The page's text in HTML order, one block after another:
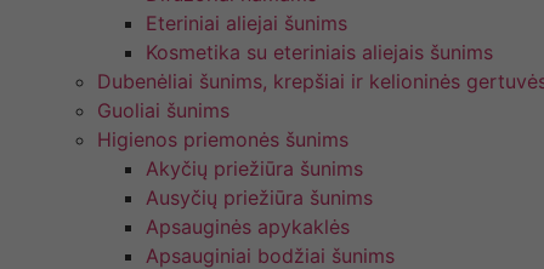
Eteriniai aliejai šunims
Kosmetika su eteriniais aliejais šunims
Dubenėliai šunims, krepšiai ir kelioninės
Guoliai šunims
Higienos priemonės šunims
Akyčių priežiūra šunims
Ausyčių priežiūra šunims
Apsauginės apykaklės
Apsauginiai bodžiai šunims